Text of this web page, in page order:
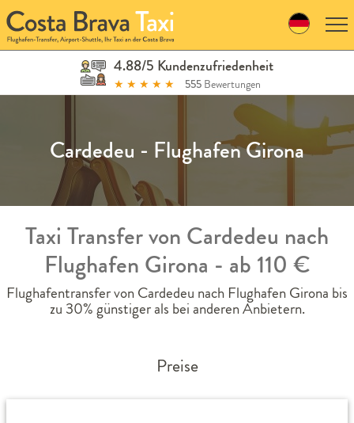
Skip
to
navigation
Skip
4.88/5 Kundenzufriedenheit
★ ★ ★ ★ ★ 555 Bewertungen
Cardedeu - Flughafen Girona
Taxi Transfer von Cardedeu nach
Flughafen Girona - ab 110 €
Flughafentransfer von Cardedeu nach Flughafen Girona bis
zu 30% günstiger als bei anderen Anbietern.
Preise